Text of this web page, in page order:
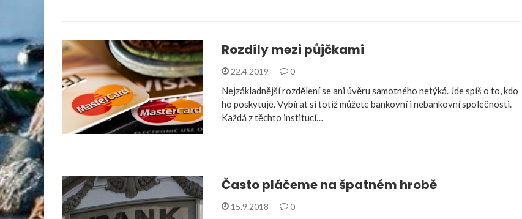
Rozdíly mezi půjčkami
22.4.2019 0
Nejzákladnější rozdělení se ani úvěru samotného netýká. Jde spíš o to, kdo
ho poskytuje. Vybírat si totiž můžete bankovní i nebankovní společnosti.
Každá z těchto institucí…
Často pláčeme na špatném hrobě
15.9.2018 0